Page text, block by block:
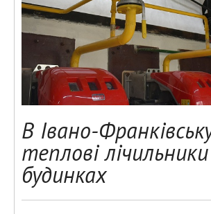
В Івано-
теплові
будинках